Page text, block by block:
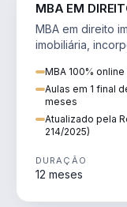
MBA EM
MBA em direito
imobiliária,
MBA 100%
Aulas em 1 final
meses
Atualizado pela
214/2025)
DURAÇÃO
12 meses